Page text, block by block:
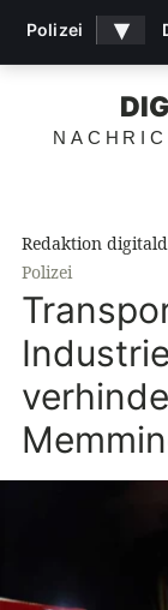
Redaktion
Polizei
Polizei ▾